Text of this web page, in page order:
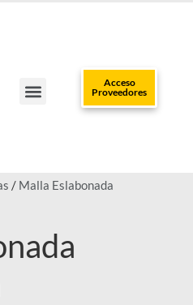
Acceso
Proveedores
/ Malla Eslabonada